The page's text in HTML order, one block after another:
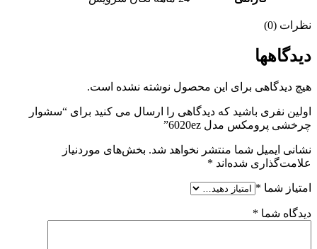
نظرات (0)
دیدگاهها
هیچ دیدگاهی برای این محصول نوشته نشده است.
اولین نفری باشید که دیدگاهی را ارسال می کنید برای “سشوار
چرخشی پرومکس مدل 6020ez”
نشانی ایمیل شما منتشر نخواهد شد. بخش‌های موردنیاز
علامت‌گذاری شده‌اند *
امتیاز شما *
دیدگاه شما *